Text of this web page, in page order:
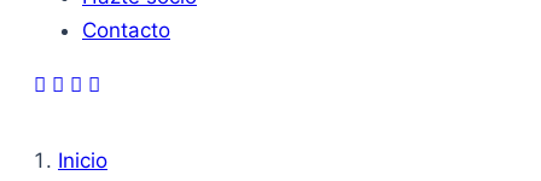
Contacto
Inicio